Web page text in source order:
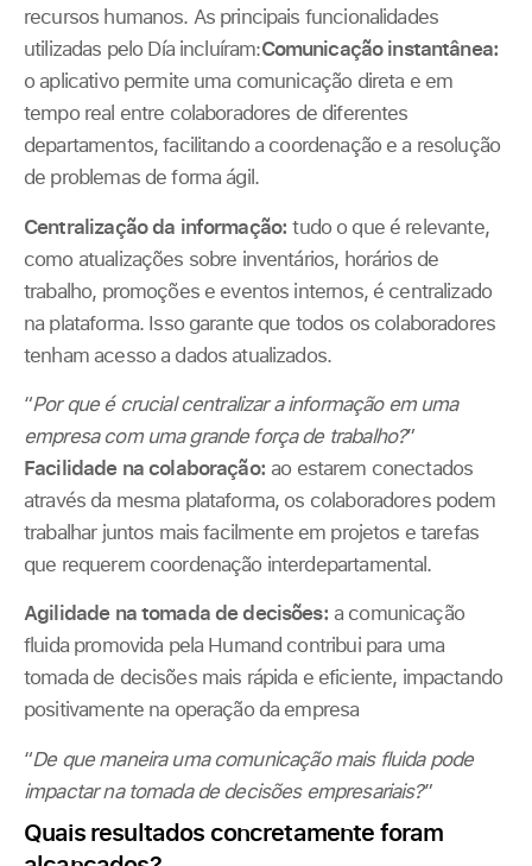
recursos humanos. As principais funcionalidades
utilizadas pelo Día incluíram:Comunicação instantânea:
o aplicativo permite uma comunicação direta e em
tempo real entre colaboradores de diferentes
departamentos, facilitando a coordenação e a resolução
de problemas de forma ágil.
Centralização da informação: tudo o que é relevante,
como atualizações sobre inventários, horários de
trabalho, promoções e eventos internos, é centralizado
na plataforma. Isso garante que todos os colaboradores
tenham acesso a dados atualizados.
“Por que é crucial centralizar a informação em uma
empresa com uma grande força de trabalho?”
Facilidade na colaboração: ao estarem conectados
através da mesma plataforma, os colaboradores podem
trabalhar juntos mais facilmente em projetos e tarefas
que requerem coordenação interdepartamental.
Agilidade na tomada de decisões: a comunicação
fluida promovida pela Humand contribui para uma
tomada de decisões mais rápida e eficiente, impactando
positivamente na operação da empresa
“De que maneira uma comunicação mais fluida pode
impactar na tomada de decisões empresariais?”
Quais resultados concretamente foram